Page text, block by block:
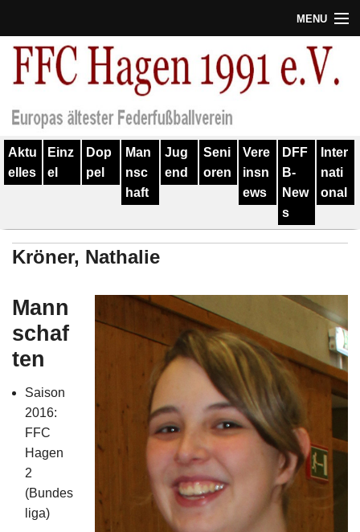
MENU
Termine
Verein
Geschichte
Training
Spieler
Kontakt
Links
Aktu
elles
Einz
el
Dop
pel
Man
nsc
haft
Jug
end
Seni
oren
Vere
insn
ews
DFF
B-
New
s
Inter
nati
onal
Kröner, Nathalie
Mann
schaf
ten
Saison
2016:
FFC
Hagen
2
(Bundes
liga)